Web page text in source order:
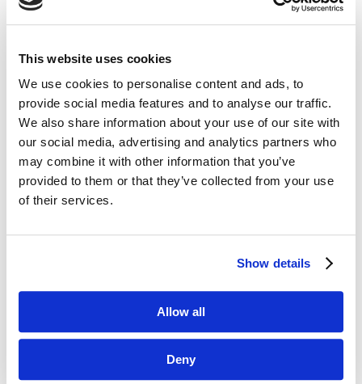
This website uses cookies
We use cookies to personalise content and ads, to
provide social media features and to analyse our traffic.
We also share information about your use of our site with
our social media, advertising and analytics partners who
may combine it with other information that you’ve
provided to them or that they’ve collected from your use
of their services.
Show details
Allow all
Deny
Dane kontaktowe

questus
ul. Organizacji WiN 83/7
91-811 Łódź
 601 098 038